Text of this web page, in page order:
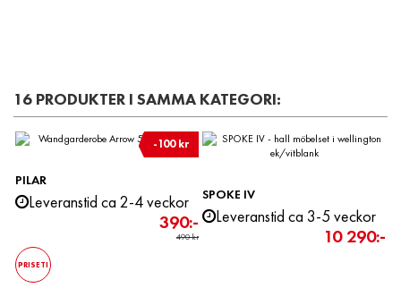
16 PRODUKTER I SAMMA KATEGORI:
-100 kr
PILAR
Leveranstid ca 2-4 veckor
390:-
490 kr
PRISETI
SPOKE IV
Leveranstid ca 3-5 veckor
10 290:-